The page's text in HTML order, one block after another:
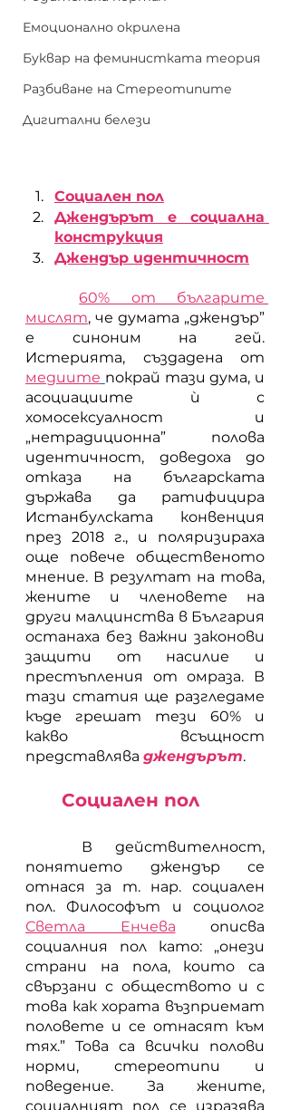
Емоционално окрилена
Буквар на феминистката теория
Разбиване на Стереотипите
Дигитални белези
Социален пол
Джендърът е социална
конструкция
Джендър идентичност
60% от българите
мислят, че думата „джендър”
е синоним на гей.
медиите покрай тази дума, и
асоциациите ѝ с
хомосексуалност и
„нетрадиционна” полова
идентичност, доведоха до
отказа на българската
държава да ратифицира
Истанбулската конвенция
през 2018 г., и поляризираха
още повече общественото
мнение. В резултат на това,
жените и членовете на
други малцинства в България
останаха без важни законови
защити от насилие и
престъпления от омраза. В
тази статия ще разгледаме
къде грешат тези 60% и
какво всъщност
представлява джендърът.
Социален пол
понятието джендър се
отнася за т. нар. социален
Светла Енчева
описва
социалния пол като: „онези
страни на пола, които са
свързани с обществото и с
това как хората възприемат
половете и се отнасят към
тях.” Това са всички полови
норми, стереотипи и
поведение. За жените,
социалният пол се изразява